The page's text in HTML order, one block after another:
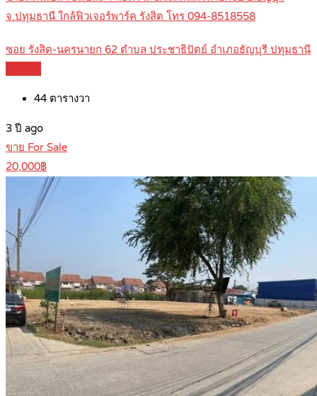
จ.ปทุมธานี ใกล้ฟิวเจอร์พาร์ค รังสิต โทร 094-8518558
ซอย รังสิต-นครนายก 62 ตำบล ประชาธิปัตย์ อำเภอธัญบุรี ปทุมธานี
44 ตารางวา
3 ปี ago
ขาย For Sale
20,000฿